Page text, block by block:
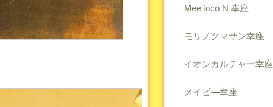
MeeToco N 幸座
モリノクマサン幸座
イオンカルチャー幸座
メイビ―幸座